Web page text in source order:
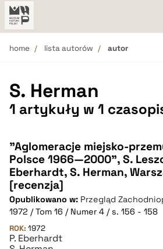
home lista autorów autor
S. Herman
1 artykuły w 1
"Aglomeracje miejsko-
Polsce 1966—2000", S.
Eberhardt, S. Herman,
[recenzja]
Opublikowano w: Przegląd
1972 / Tom 16 / Numer 4 / s. 156 - 158
ROK: 1972
P. Eberhardt